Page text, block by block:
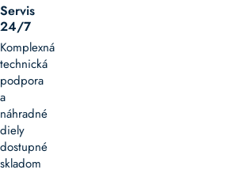
osvedčeným
riešením
pre
efektívny
presun
materiálov
bez
potreby
elektrického
pohonu.
Servis
24/7
Komplexná
technická
podpora
a
náhradné
diely
dostupné
skladom